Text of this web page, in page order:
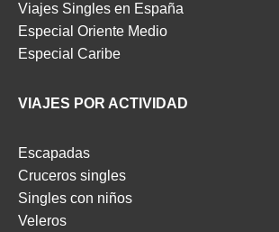
Viajes Singles en España
Especial Oriente Medio
Especial Caribe
VIAJES POR ACTIVIDAD
Escapadas
Cruceros singles
Singles con niños
Veleros